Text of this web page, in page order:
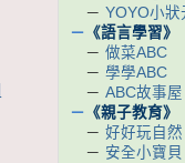
－ YOYO小狀
－ 《語言學習》
－ 做菜ABC
－ 學學ABC
－ ABC故事屋
－ 《親子教育》
－ 好好玩自然
－ 安全小寶貝